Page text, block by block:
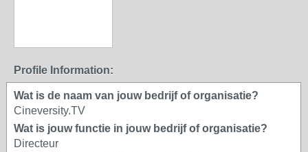
Profile Information:
Wat is de naam van jouw bedrijf of organisatie?
Cineversity.TV
Wat is jouw functie in jouw bedrijf of organisatie?
Directeur